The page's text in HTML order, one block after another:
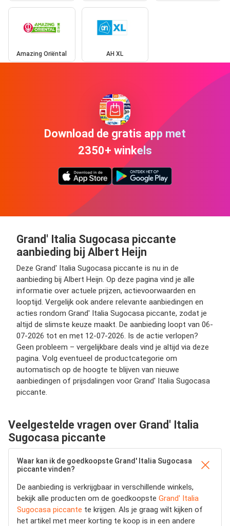
Amazing Oriëntal AH XL
Download de gratis app met
2350+ winkels
Grand' Italia Sugocasa piccante
aanbieding bij Albert Heijn
Deze Grand' Italia Sugocasa piccante is nu in de
aanbieding bij Albert Heijn. Op deze pagina vind je alle
informatie over actuele prijzen, actievoorwaarden en
looptijd. Vergelijk ook andere relevante aanbiedingen en
acties rondom Grand' Italia Sugocasa piccante, zodat je
altijd de slimste keuze maakt. De aanbieding loopt van 06-
07-2026 tot en met 12-07-2026. Is de actie verlopen?
Geen probleem – vergelijkbare deals vind je altijd via deze
pagina. Volg eventueel de productcategorie om
automatisch op de hoogte te blijven van nieuwe
aanbiedingen of prijsdalingen voor Grand' Italia Sugocasa
piccante.
Veelgestelde vragen over Grand' Italia
Sugocasa piccante
Waar kan ik de goedkoopste Grand' Italia Sugocasa
piccante vinden?
De aanbieding is verkrijgbaar in verschillende winkels,
bekijk alle producten om de goedkoopste Grand' Italia
Sugocasa piccante te krijgen. Als je graag wilt kijken of
het artikel met meer korting te koop is in een andere